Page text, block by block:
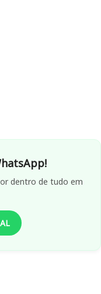
dentro de tudo em